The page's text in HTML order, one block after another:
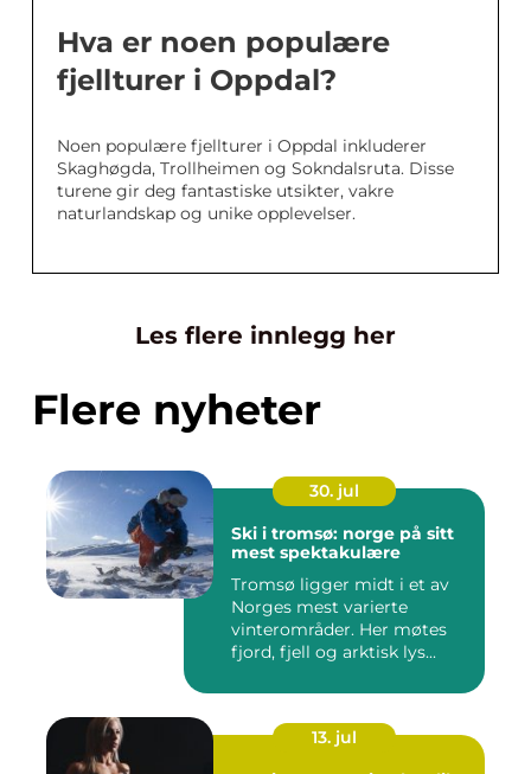
Hva er noen populære
fjellturer i Oppdal?
Noen populære fjellturer i Oppdal inkluderer
Skaghøgda, Trollheimen og Sokndalsruta. Disse
turene gir deg fantastiske utsikter, vakre
naturlandskap og unike opplevelser.
Les flere innlegg her
Flere nyheter
30. jul
Ski i tromsø: norge på sitt
mest spektakulære
Tromsø ligger midt i et av
Norges mest varierte
vinterområder. Her møtes
fjord, fjell og arktisk lys...
13. jul